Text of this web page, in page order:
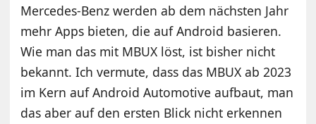
Mercedes-Benz werden ab dem nächsten Jahr
mehr Apps bieten, die auf Android basieren.
Wie man das mit MBUX löst, ist bisher nicht
bekannt. Ich vermute, dass das MBUX ab 2023
im Kern auf Android Automotive aufbaut, man
das aber auf den ersten Blick nicht erkennen